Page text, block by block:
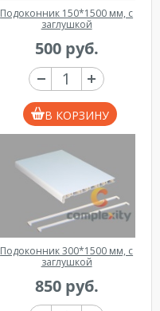
Подоконник 150*1500 мм, с
заглушкой
500 руб.
В КОРЗИНУ
Подоконник 300*1500 мм, с
заглушкой
850 руб.